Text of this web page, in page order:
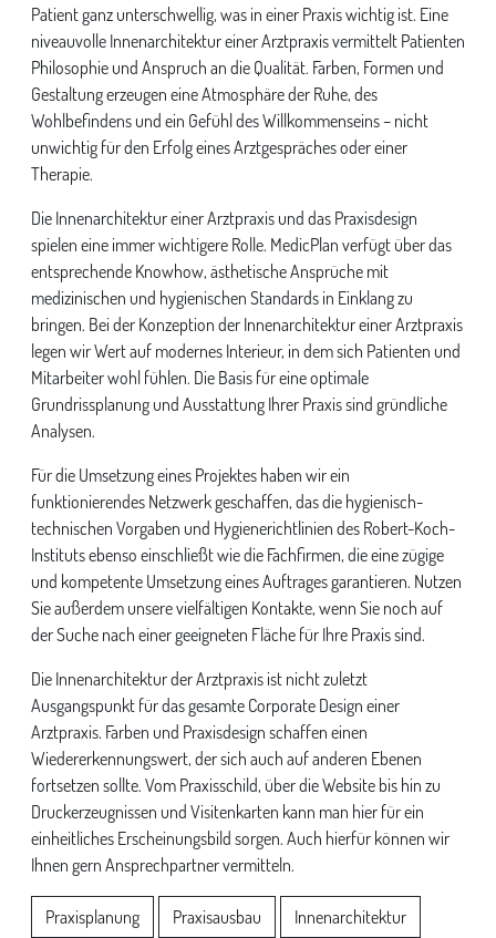
Patient ganz unterschwellig, was in einer Praxis wichtig ist. Eine
niveauvolle Innenarchitektur einer Arztpraxis vermittelt Patienten
Philosophie und Anspruch an die Qualität. Farben, Formen und
Gestaltung erzeugen eine Atmosphäre der Ruhe, des
Wohlbefindens und ein Gefühl des Willkommenseins – nicht
unwichtig für den Erfolg eines Arztgespräches oder einer
Therapie.
Die Innenarchitektur einer Arztpraxis und das Praxisdesign
spielen eine immer wichtigere Rolle. MedicPlan verfügt über das
entsprechende Knowhow, ästhetische Ansprüche mit
medizinischen und hygienischen Standards in Einklang zu
bringen. Bei der Konzeption der Innenarchitektur einer Arztpraxis
legen wir Wert auf modernes Interieur, in dem sich Patienten und
Mitarbeiter wohl fühlen. Die Basis für eine optimale
Grundrissplanung und Ausstattung Ihrer Praxis sind gründliche
Analysen.
Für die Umsetzung eines Projektes haben wir ein
funktionierendes Netzwerk geschaffen, das die hygienisch-
technischen Vorgaben und Hygienerichtlinien des Robert-Koch-
Instituts ebenso einschließt wie die Fachfirmen, die eine zügige
und kompetente Umsetzung eines Auftrages garantieren. Nutzen
Sie außerdem unsere vielfältigen Kontakte, wenn Sie noch auf
der Suche nach einer geeigneten Fläche für Ihre Praxis sind.
Die Innenarchitektur der Arztpraxis ist nicht zuletzt
Ausgangspunkt für das gesamte Corporate Design einer
Arztpraxis. Farben und Praxisdesign schaffen einen
Wiedererkennungswert, der sich auch auf anderen Ebenen
fortsetzen sollte. Vom Praxisschild, über die Website bis hin zu
Druckerzeugnissen und Visitenkarten kann man hier für ein
einheitliches Erscheinungsbild sorgen. Auch hierfür können wir
Ihnen gern Ansprechpartner vermitteln.
Praxisplanung Praxisausbau Innenarchitektur